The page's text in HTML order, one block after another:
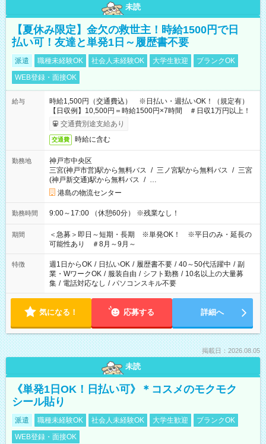
未読
【夏休み限定】金欠の救世主！時給1500円で日
払い可！友達と単発1日～履歴書不要
派遣 職種未経験OK 社会人未経験OK 大学生歓迎
ブランクOK
WEB登録・面接OK
給与
時給1,500円（交通費込） ※日払い・週払いOK！（規定有）
【日収例】10,500円＝時給1500円×7時間 ＃日収1万円以上！
交通費別途支給あり
交通費 時給に含む
勤務地
神戸市中央区
三宮(神戸市営)駅から無料バス / 三ノ宮駅から無料バス / 三宮
(神戸新交通)駅から無料バス / …
港島の物流センター
勤務時間 9:00～17:00 （休憩60分） ※残業なし！
期間
＜急募＞即日～短期・長期 ※単発OK！ ※平日のみ・延長の
可能性あり ＃8月～9月～
特徴 週1日からOK / 日払いOK / 履歴書不要 / 40～50代活躍中 / 副
業・WワークOK / 服装自由 / シフト勤務 / 10名以上の大量募
集 / 電話対応なし / パソコンスキル不要
気になる！ 応募する 詳細へ
掲載日：2026.08.05
未読
《単発1日OK！日払い可》＊コスメのモクモク
シール貼り
派遣 職種未経験OK 社会人未経験OK 大学生歓迎
ブランクOK
WEB登録・面接OK